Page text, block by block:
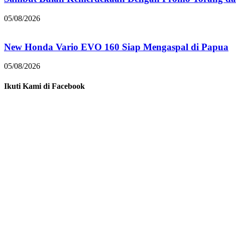
05/08/2026
New Honda Vario EVO 160 Siap Mengaspal di Papua
05/08/2026
Ikuti Kami di Facebook